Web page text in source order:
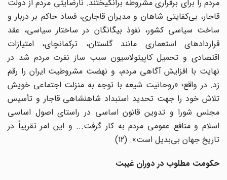
مردم را برای برقراری مشروطه برانگیختند. نارضایتی مردم از دولت
قاجار، بی‌کفایتی شاهان و مدیران قاجاری، فساد حاکم بر دربار و
ساخت سیاسی کشور، نفوذ بیگانگان در ساختار سیاسی، عقد
قراردادهای استعماری مانند گلستان، ترکمانچای، امتیازات
اقتصادی و تحمیل کاپیتولاسیون سبب ساز نفرت مردم شد در
نهایت با افزایش آگاهی مردم، و نهضت مشروطیت ایران را رقم
زد. در واقع؛ «روحانیت شیعه با توجه به منزلت اجتماعی خویش
تلاش خود را جهت تحدید استبداد شاهنشاهی قاجار و تأسیس
مجلس شورا و تدوین قانون اساسی در راستای اصول اساسی
اسلام و منافع عمومی مردم به کار گرفت... و این امر تقریباً در
تاریخ جهان بی‌بدیل است». (12)
حکومت مطلوب در دوران غیبت